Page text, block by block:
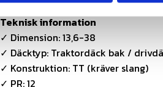
Teknisk information
✓ Dimension: 13,6-38
✓ Däcktyp: Traktordäck bak /
✓ Konstruktion: TT (kräver slang)
✓ PR: 12